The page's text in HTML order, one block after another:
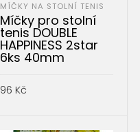
MÍČKY NA STOLNÍ TENIS
Míčky pro stolní
tenis DOUBLE
HAPPINESS 2star
6ks 40mm
96 Kč